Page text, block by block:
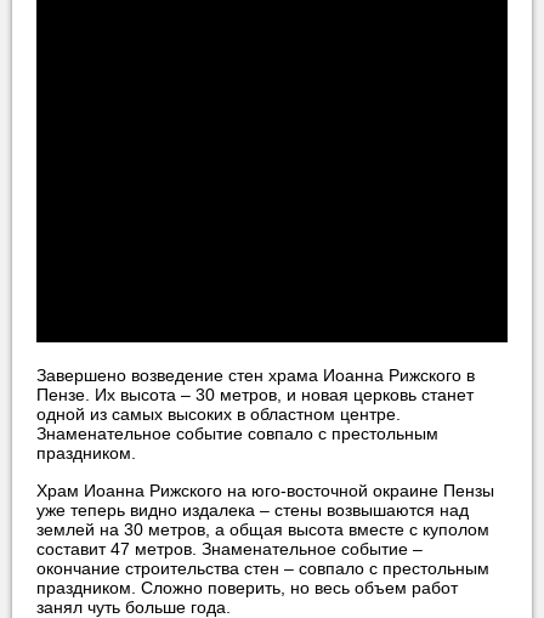
Завершено возведение стен храма Иоанна Рижского в
Пензе. Их высота – 30 метров, и новая церковь станет
одной из самых высоких в областном центре.
Знаменательное событие совпало с престольным
праздником.
Храм Иоанна Рижского на юго-восточной окраине Пензы
уже теперь видно издалека – стены возвышаются над
землей на 30 метров, а общая высота вместе с куполом
составит 47 метров. Знаменательное событие –
окончание строительства стен – совпало с престольным
праздником. Сложно поверить, но весь объем работ
занял чуть больше года.